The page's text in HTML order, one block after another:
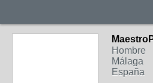
Hombre
Málaga
España